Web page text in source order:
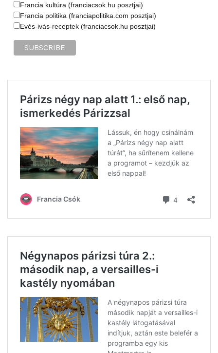
Francia kultúra (franciacsok.hu posztjai)
Francia politika (franciapolitika.com posztjai)
Evés-ivás-receptek (franciacsok.hu posztjai)